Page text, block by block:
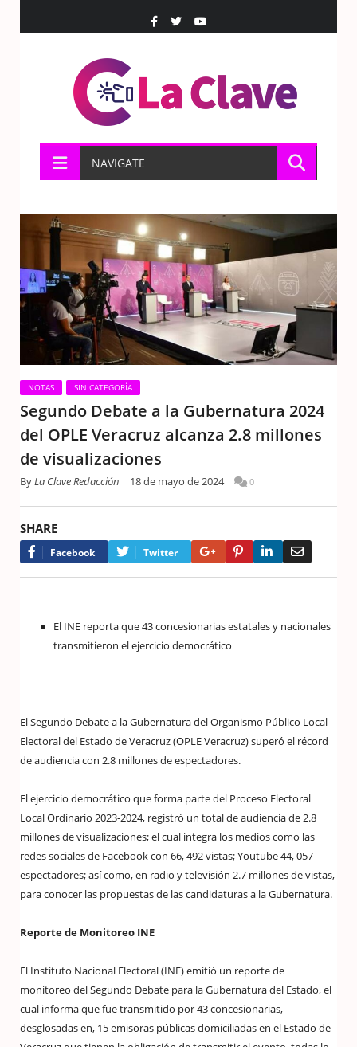
NAVIGATE
NOTAS SIN CATEGORÍA
Segundo Debate a la Gubernatura 2024
del OPLE Veracruz alcanza 2.8 millones
de visualizaciones
ByLa Clave Redacción 18 de mayo de 2024 0
SHARE
Facebook Twitter Google+PinterestLinkedIn
El INE reporta que 43 concesionarias estatales y nacionales
transmitieron el ejercicio democrático
El Segundo Debate a la Gubernatura del Organismo Público Local
Electoral del Estado de Veracruz (OPLE Veracruz) superó el récord
de audiencia con 2.8 millones de espectadores.
El ejercicio democrático que forma parte del Proceso Electoral
Local Ordinario 2023-2024, registró un total de audiencia de 2.8
millones de visualizaciones; el cual integra los medios como las
redes sociales de Facebook con 66, 492 vistas; Youtube 44, 057
espectadores; así como, en radio y televisión 2.7 millones de vistas,
para conocer las propuestas de las candidaturas a la Gubernatura.
Reporte de Monitoreo INE
El Instituto Nacional Electoral (INE) emitió un reporte de
monitoreo del Segundo Debate para la Gubernatura del Estado, el
cual informa que fue transmitido por 43 concesionarias,
desglosadas en, 15 emisoras públicas domiciliadas en el Estado de